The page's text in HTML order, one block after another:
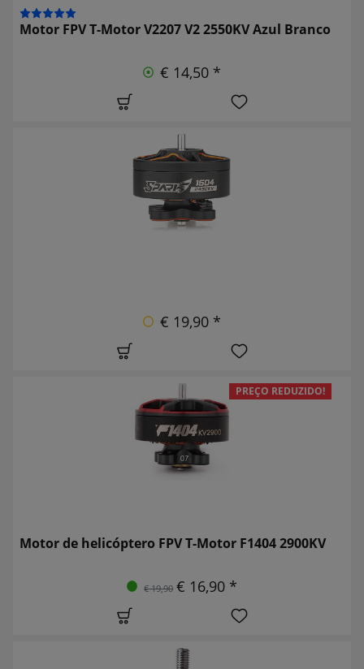
Motor FPV T-Motor V2207 V2 2550KV Azul Branco
€ 14,50 *
€ 19,90 *
PREÇO REDUZIDO!
Motor de helicóptero FPV T-Motor F1404 2900KV
€ 19,90 € 16,90 *